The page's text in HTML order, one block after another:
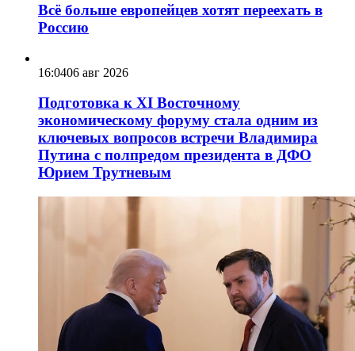
Всё больше европейцев хотят переехать в
Россию
16:0406 авг 2026
Подготовка к XI Восточному
экономическому форуму стала одним из
ключевых вопросов встречи Владимира
Путина с полпредом президента в ДФО
Юрием Трутневым